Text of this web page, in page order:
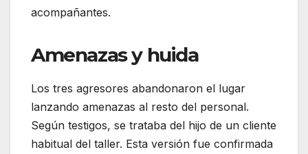
acompañantes.
Amenazas y huida
Los tres agresores abandonaron el lugar
lanzando amenazas al resto del personal.
Según testigos, se trataba del hijo de un cliente
habitual del taller. Esta versión fue confirmada